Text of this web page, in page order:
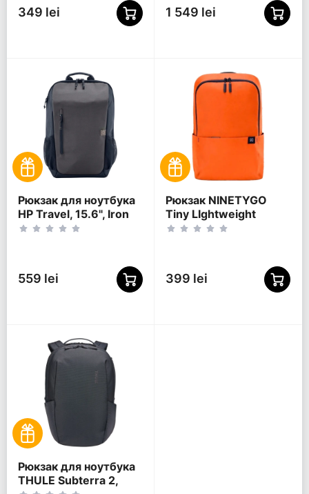
349 lei 1 549 lei
Рюкзак для ноутбука
HP Travel, 15.6", Iron
Grey
559 lei
Рюкзак NINETYGO
Tiny LIghtweight
Casual, 15.6",
399 lei
Рюкзак для ноутбука
THULE Subterra 2,